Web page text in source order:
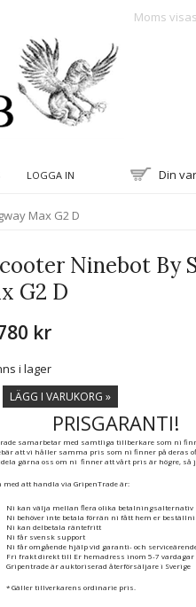
Moms
LOGGA IN Din
Max G2 D
Ninebot By
G2 D
kr
i lager
LÄGG I VARUKORG »
PRISGARANTI!
samarbetar med samtliga tillberkare som ni
att vi håller samma pris som ni finner på deras
gärna oss om ni finner att vårt pris är högre, så
med att handla via GripenTrade är:
Ni kan välja mellan flera olika betalningsalternativ
Ni behöver inte betala förrän ni fått hem er
Ni kan delbetala räntefritt
Ni får svensk support
Ni får omgående hjälp vid garanti- och
Fri frakt direkt till Er hemadress inom 5-7 vardagar
Gripentrade är auktoriserad återförsäljare i Sverige
* Gäller tillverkarens ordinarie pris.